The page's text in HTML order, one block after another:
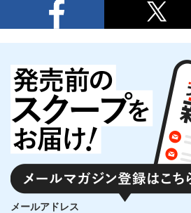
メールアドレス